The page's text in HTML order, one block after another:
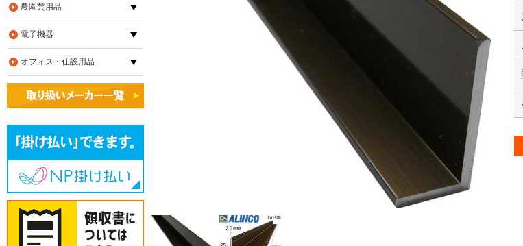
農園芸用品
電子機器
オフィス・住設用品